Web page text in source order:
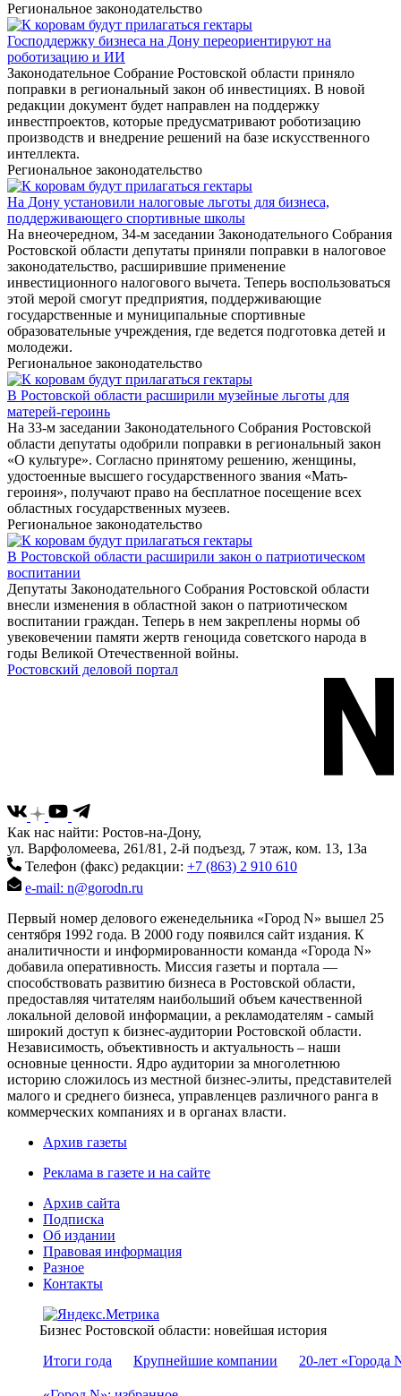
Региональное законодательство
Господдержку бизнеса на Дону переориентируют на
роботизацию и ИИ
Законодательное Собрание Ростовской области приняло
поправки в региональный закон об инвестициях. В новой
редакции документ будет направлен на поддержку
инвестпроектов, которые предусматривают роботизацию
производств и внедрение решений на базе искусственного
интеллекта.
Региональное законодательство
На Дону установили налоговые льготы для бизнеса,
поддерживающего спортивные школы
На внеочередном, 34-м заседании Законодательного Собрания
Ростовской области депутаты приняли поправки в налоговое
законодательство, расширившие применение
инвестиционного налогового вычета. Теперь воспользоваться
этой мерой смогут предприятия, поддерживающие
государственные и муниципальные спортивные
образовательные учреждения, где ведется подготовка детей и
молодежи.
Региональное законодательство
В Ростовской области расширили музейные льготы для
матерей-героинь
На 33-м заседании Законодательного Собрания Ростовской
области депутаты одобрили поправки в региональный закон
«О культуре». Согласно принятому решению, женщины,
удостоенные высшего государственного звания «Мать-
героиня», получают право на бесплатное посещение всех
областных государственных музеев.
Региональное законодательство
В Ростовской области расширили закон о патриотическом
воспитании
Депутаты Законодательного Собрания Ростовской области
внесли изменения в областной закон о патриотическом
воспитании граждан. Теперь в нем закреплены нормы об
увековечении памяти жертв геноцида советского народа в
годы Великой Отечественной войны.
Ростовский деловой портал
Как нас найти: Ростов-на-Дону,
ул. Варфоломеева, 261/81, 2-й подъезд, 7 этаж, ком. 13, 13а
Телефон (факс) редакции: +7 (863) 2 910 610
e-mail: n@gorodn.ru
Первый номер делового еженедельника «Город N» вышел 25
сентября 1992 года. В 2000 году появился сайт издания. К
аналитичности и информированности команда «Города N»
добавила оперативность. Миссия газеты и портала —
способствовать развитию бизнеса в Ростовской области,
предоставляя читателям наибольший объем качественной
локальной деловой информации, а рекламодателям - самый
широкий доступ к бизнес-аудитории Ростовской области.
Независимость, объективность и актуальность – наши
основные ценности. Ядро аудитории за многолетнюю
историю сложилось из местной бизнес-элиты, представителей
малого и среднего бизнеса, управленцев различного ранга в
коммерческих компаниях и в органах власти.
Архив газеты
Реклама в газете и на сайте
Архив сайта
Подписка
Об издании
Правовая информация
Разное
Контакты
Бизнес Ростовской области: новейшая история
Итоги года
Крупнейшие компании 20-лет «Города